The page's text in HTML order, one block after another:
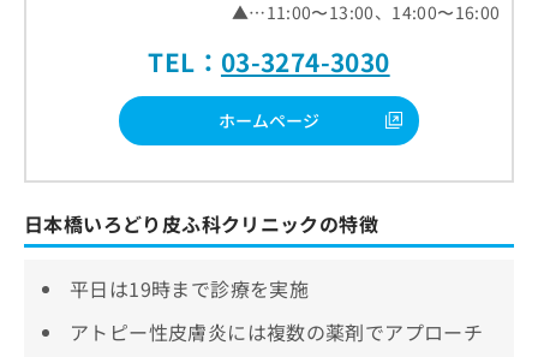
▲…11:00〜13:00、14:00〜16:00
TEL： 03-3274-3030
ホームページ
日本橋いろどり皮ふ科クリニックの特徴
平日は19時まで診療を実施
アトピー性皮膚炎には複数の薬剤でアプローチ